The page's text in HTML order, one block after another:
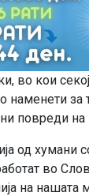
во кои
наменети за
повреди
од хумани
во
на нашата